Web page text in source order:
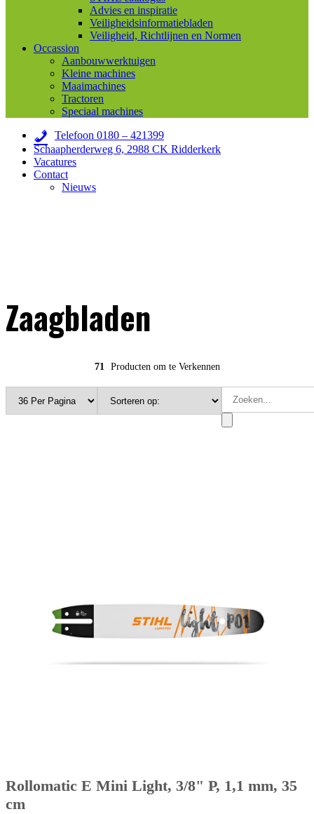
Advies en inspiratie
Veiligheidsinformatiebladen
Veiligheid, Richtlijnen en Normen
Occassion
Aanbouwwerktuigen
Kleine machines
Maaimachines
Tractoren
Speciaal machines
Telefoon 0180 – 421399
Schaapherderweg 6, 2988 CK Ridderkerk
Vacatures
Contact
Nieuws
Zaagbladen
71 Producten om te Verkennen
Rollomatic E Mini Light, 3/8" P, 1,1 mm, 35
cm